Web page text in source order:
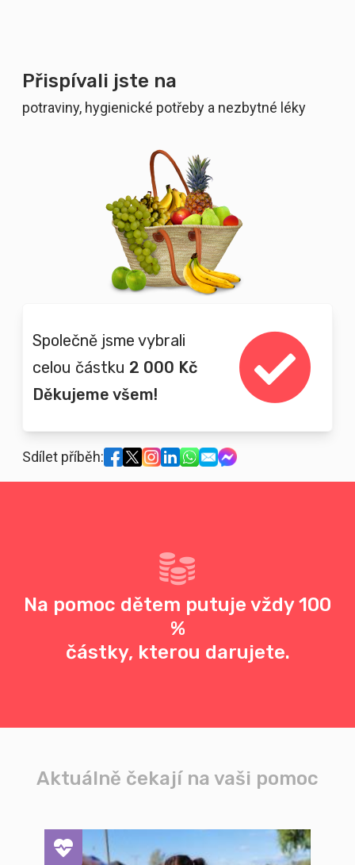
Přispívali jste na
potraviny, hygienické potřeby a nezbytné léky
Společně jsme vybrali
celou částku 2 000 Kč
Děkujeme všem!
Sdílet příběh:
Na pomoc dětem putuje vždy 100
%
částky, kterou darujete.
Aktuálně čekají na vaši pomoc